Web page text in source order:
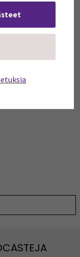
saattaa olla
kanssa
asioita
että eri alalla